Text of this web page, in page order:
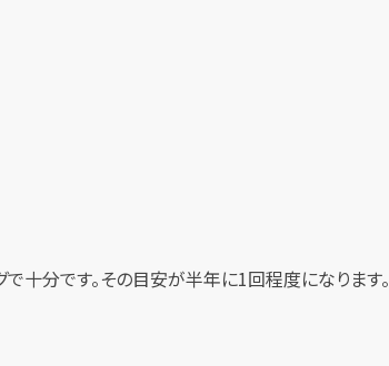
十分です。その目安が半年に1回程度になります。